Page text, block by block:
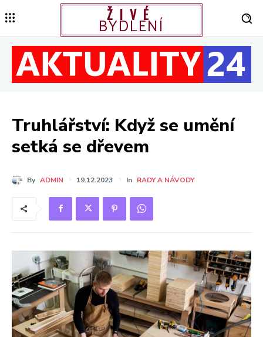
ŽIVÉ
BYDLENÍ
Truhlářství: Když se umění
setká se dřevem
By ADMIN 19.12.2023 In RADY A NÁVODY